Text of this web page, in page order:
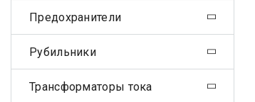
Предохранители
Рубильники
Трансформаторы тока